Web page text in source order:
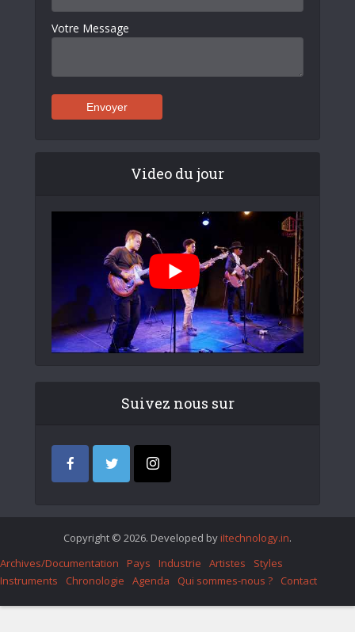
Votre Message
Video du jour
Suivez nous sur
Copyright © 2026. Developed by iItechnology.in.
Archives/Documentation
Pays Industrie Artistes
Styles
Instruments
Chronologie Agenda Qui sommes-nous ? Contact